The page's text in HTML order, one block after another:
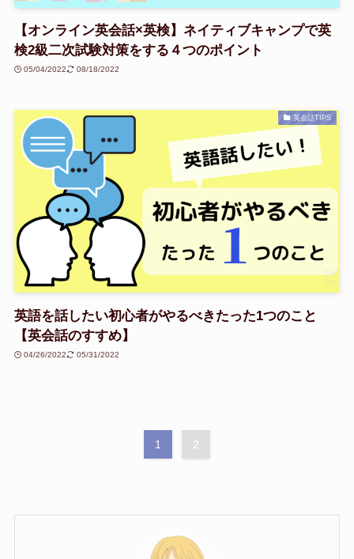
【オンライン英会話×英検】ネイティブキャンプで英
検2級二次試験対策をする４つのポイント
05/04/2022 08/18/2022
英会話TIPS
英語を話したい初心者がやるべきたった1つのこと
【英会話のすすめ】
04/26/2022 05/31/2022
1 2